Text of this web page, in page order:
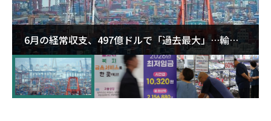
6月の経常収支、497億ドルで「過去最大」…輸出
が初の1000億ドル突破